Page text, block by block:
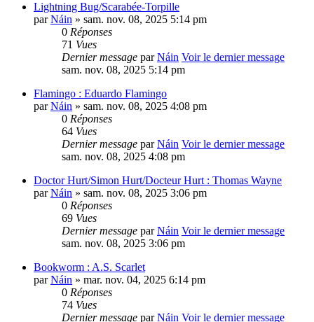
Lightning Bug/Scarabée-Torpille
parNáin » sam. nov. 08, 2025 5:14 pm
0 Réponses
71 Vues
Dernier message parNáin Voir le dernier message
sam. nov. 08, 2025 5:14 pm
Flamingo : Eduardo Flamingo
parNáin » sam. nov. 08, 2025 4:08 pm
0 Réponses
64 Vues
Dernier message parNáin Voir le dernier message
sam. nov. 08, 2025 4:08 pm
Doctor Hurt/Simon Hurt/Docteur Hurt : Thomas Wayne
parNáin » sam. nov. 08, 2025 3:06 pm
0 Réponses
69 Vues
Dernier message parNáin Voir le dernier message
sam. nov. 08, 2025 3:06 pm
Bookworm : A.S. Scarlet
parNáin » mar. nov. 04, 2025 6:14 pm
0 Réponses
74 Vues
Dernier message parNáin Voir le dernier message